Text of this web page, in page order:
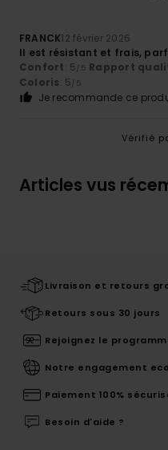
FRANCK12 février 2026
Il est résistant et frais,
Confort: 5/5 Rapport
Coloris: 5/5
Je recommande ce
Vérifié
Articles vus
Livraison et retours
Retours sous 30 jours
Rejoignez le
Notre engagement
Paiement 100%
Besoin d'aide ?